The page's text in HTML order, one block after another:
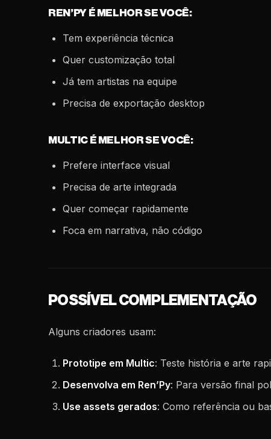
REN’PY É MELHOR SE VOCÊ:
Tem experiência técnica
Quer customização total
Já tem artistas na equipe
Precisa de exportação desktop
MULTIC É MELHOR SE VOCÊ:
Prefere interface visual
Precisa de arte integrada
Quer começar rapidamente
Foca em narrativa, não código
POSSÍVEL COMPLEMENTAÇÃO
Alguns criadores usam:
Prototipe em Multic: Teste história e arte
Desenvolva em Ren’Py: Para versão final
Use assets gerados: Como referência ou